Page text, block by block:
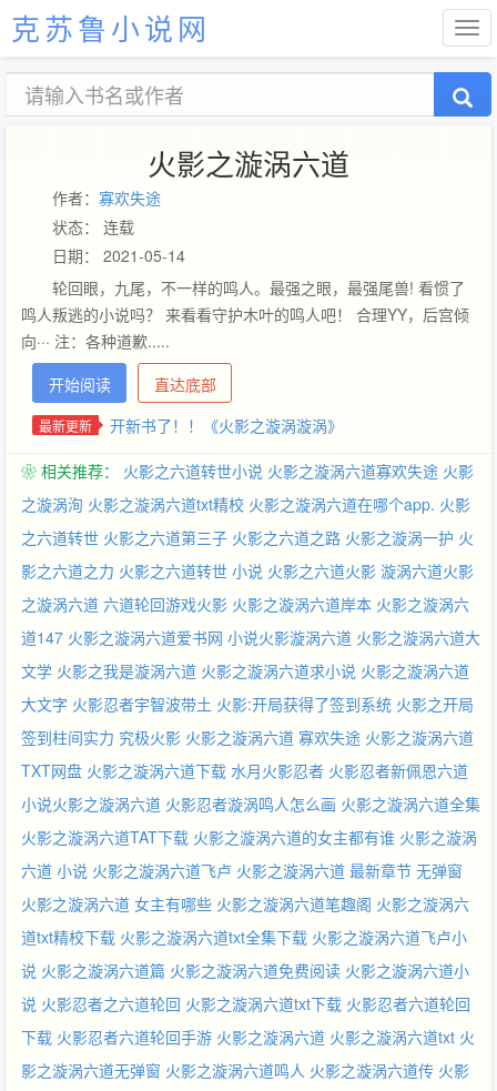
克苏鲁小说网
火影之漩涡六道
作者： 寡欢失途
状态： 连载
日期： 2021-05-14
轮回眼，九尾，不一样的鸣人。最强之眼，最强尾兽! 看惯了
鸣人叛逃的小说吗？ 来看看守护木叶的鸣人吧！ 合理YY，后宫倾
向··· 注：各种道歉.....
开始阅读
直达底部
最新更新 开新书了！！《火影之漩涡漩涡》
❀ 相关推荐： 火影之六道转世小说 火影之漩涡六道寡欢失途 火影
之漩涡洵 火影之漩涡六道txt精校 火影之漩涡六道在哪个app. 火影
之六道转世 火影之六道第三子 火影之六道之路 火影之漩涡一护 火
影之六道之力 火影之六道转世 小说 火影之六道火影 漩涡六道火影
之漩涡六道 六道轮回游戏火影 火影之漩涡六道岸本 火影之漩涡六
道147 火影之漩涡六道爱书网 小说火影漩涡六道 火影之漩涡六道大
文学 火影之我是漩涡六道 火影之漩涡六道求小说 火影之漩涡六道
大文字 火影忍者宇智波带土 火影:开局获得了签到系统 火影之开局
签到柱间实力 究极火影 火影之漩涡六道 寡欢失途 火影之漩涡六道
TXT网盘 火影之漩涡六道下载 水月火影忍者 火影忍者新佩恩六道
小说火影之漩涡六道 火影忍者漩涡鸣人怎么画 火影之漩涡六道全集
火影之漩涡六道TAT下载 火影之漩涡六道的女主都有谁 火影之漩涡
六道 小说 火影之漩涡六道飞卢 火影之漩涡六道 最新章节 无弹窗
火影之漩涡六道 女主有哪些 火影之漩涡六道笔趣阁 火影之漩涡六
道txt精校下载 火影之漩涡六道txt全集下载 火影之漩涡六道飞卢小
说 火影之漩涡六道篇 火影之漩涡六道免费阅读 火影之漩涡六道小
说 火影忍者之六道轮回 火影之漩涡六道txt下载 火影忍者六道轮回
下载 火影忍者六道轮回手游 火影之漩涡六道 火影之漩涡六道txt 火
影之漩涡六道无弹窗 火影之漩涡六道鸣人 火影之漩涡六道传 火影